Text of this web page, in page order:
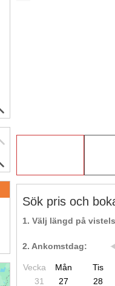
Sök pris och
1. Välj längd på
2. Ankomstdag:
Vecka Mån Tis
31
27 28